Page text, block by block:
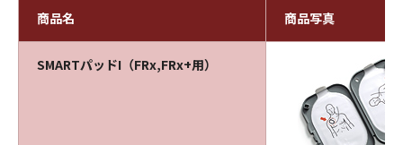
商品名 商品写真
SMARTパッドI（FRx,FRx+用）